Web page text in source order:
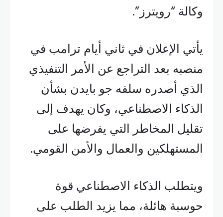
وكالة “رويترز”.
يأتي الإعلان في ثاني أيام ترامب في
منصبه بعد التراجع عن الأمر التنفيذي
الذي أصدره سلفه جو بايدن بشأن
الذكاء الاصطناعي، وكان يهدف إلى
تقليل المخاطر التي يفرضها على
المستهلكين والعمال والأمن القومي.
ويتطلب الذكاء الاصطناعي قوة
حوسبة هائلة، مما يزيد الطلب على